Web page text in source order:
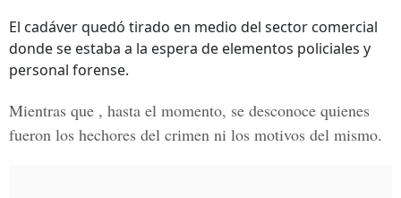
El cadáver quedó tirado en medio del sector comercial
donde se estaba a la espera de elementos policiales y
personal forense.
Mientras que , hasta el momento, se desconoce quienes
fueron los hechores del crimen ni los motivos del mismo.